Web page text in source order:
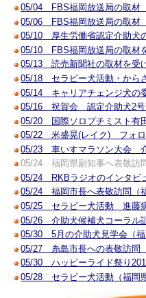
05/04 FBS福岡放送局の取材
05/06 FBS福岡放送局の取材
05/10 厚生労働省認定介助犬
05/10 FBS福岡放送局の取材
05/13 読売新聞社の取材を受
05/18 セラピー犬活動・から
05/14 キャリアチェンジ犬の
05/16 祝賀会 認定介助犬2号
05/20 国際ソロプチミスト有
05/22 米盛晃(レイク) フォロ
05/23 車いすマラソン大会 介
05/24 福岡県副知事へ表敬訪
05/24 RKBラジオのインタビ
05/24 福岡市長へ表敬訪問（
05/25 セラピー犬活動 進藤病
05/26 介助犬候補犬コーラル
05/30 5月の介助犬見学会（福
05/27 糸島市長への表敬訪問
05/30 ハッピーライド祭り
05/28 セラピー犬活動（福岡